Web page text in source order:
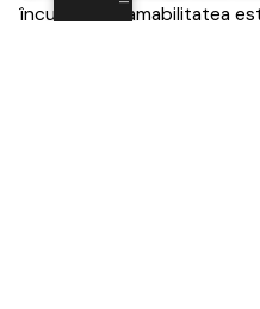
încurajată și amabilitatea